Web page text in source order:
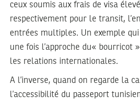
ceux soumis aux frais de visa
respectivement pour le transit,
entrées multiples. Un exemple
une fois l’approche du« bourricot
les relations internationales.
A l’inverse, quand on regarde la
l’accessibilité du passeport